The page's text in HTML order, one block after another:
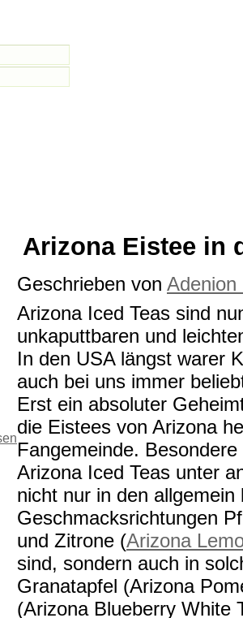
Arizona Eistee in
Geschrieben von
Arizona Iced Teas sind
unkaputtbaren und
In den USA längst warer
auch bei uns immer
Erst ein absoluter
die Eistees von Arizona
Fangemeinde.
Arizona Iced Teas unter
nicht nur in den
Geschmacksrichtungen
und Zitrone (Arizona
sind, sondern auch in
Granatapfel (Arizona
(Arizona Blueberry White